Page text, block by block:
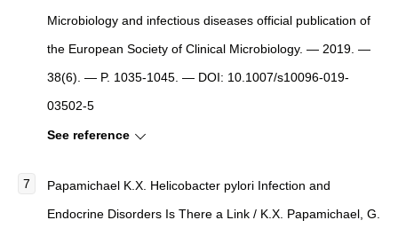
Microbiology and infectious diseases official publication of
the European Society of Clinical Microbiology. — 2019. —
38(6). — P. 1035-1045. — DOI: 10.1007/s10096-019-
03502-5
See reference
Papamichael K.X. Helicobacter pylori Infection and
Endocrine Disorders Is There a Link / K.X. Papamichael, G.